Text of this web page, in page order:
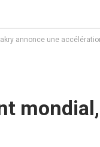
annonce une